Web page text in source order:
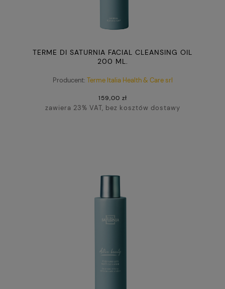
TERME DI SATURNIA FACIAL CLEANSING OIL
200 ML.
Producent: Terme Italia Health & Care srl
159,00 zł
zawiera 23% VAT, bez kosztów dostawy